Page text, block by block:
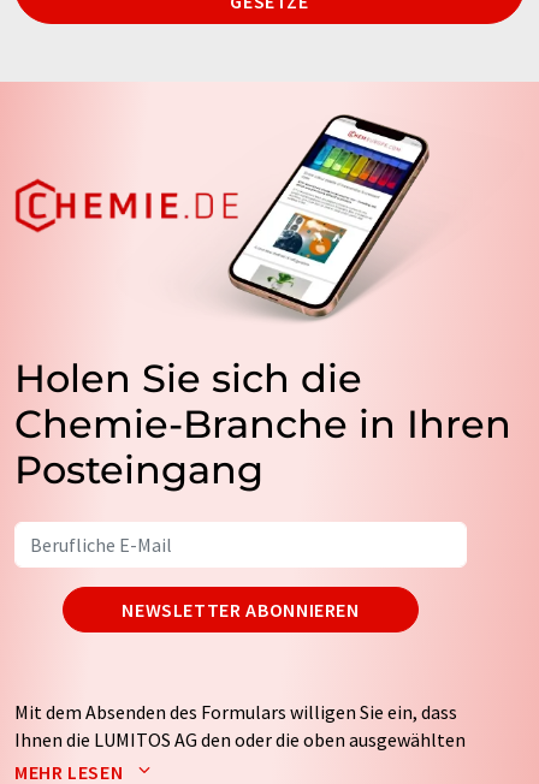
Holen Sie sich die
Chemie-Branche in Ihren
Posteingang
NEWSLETTER ABONNIEREN
Mit dem Absenden des Formulars willigen Sie ein, dass
Ihnen die LUMITOS AG den oder die oben ausgewählten
Newsletter per E-Mail zusendet. Ihre Daten werden
MEHR LESEN